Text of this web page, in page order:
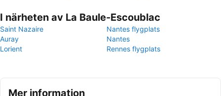
I närheten av La Baule-Escoublac
Saint Nazaire
Nantes flygplats
Auray
Nantes
Lorient
Rennes flygplats
Mer information